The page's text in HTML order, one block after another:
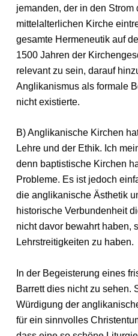
jemanden, der in den Strom
mittelalterlichen Kirche
gesamte Hermeneutik auf
1500 Jahren der
relevant zu sein, darauf
Anglikanismus als formale
nicht existierte.
B) Anglikanische Kirchen
Lehre und der Ethik. Ich
denn baptistische Kirchen
Probleme. Es ist jedoch
die anglikanische Ästhetik
historische Verbundenheit
nicht davor bewahrt haben,
Lehrstreitigkeiten zu haben.
In der Begeisterung eines
Barrett dies nicht zu sehen.
Würdigung der
für ein sinnvolles